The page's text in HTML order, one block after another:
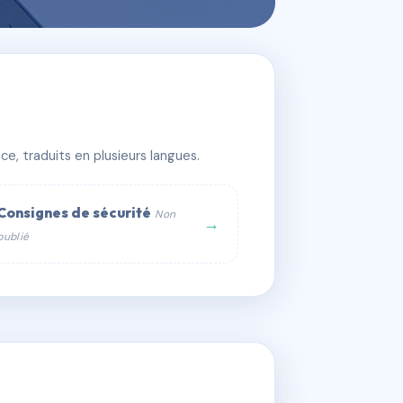
traduits en plusieurs langues.
de sécurité Non
→